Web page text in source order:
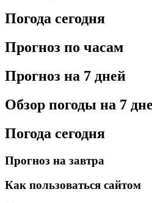
Погода сегодня
Прогноз по часам
Прогноз на 7 дней
Обзор погоды на 7
Погода сегодня
Прогноз на завтра
Как пользоваться сайтом